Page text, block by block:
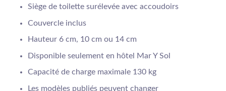
Siège de toilette surélevée avec accoudoirs
Couvercle inclus
Hauteur 6 cm, 10 cm ou 14 cm
Disponible seulement en hôtel Mar Y Sol
Capacité de charge maximale 130 kg
Les modèles publiés peuvent changer